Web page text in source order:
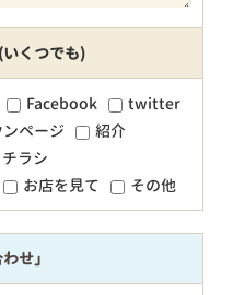
くつでも)
Facebook
twitter
ページ
紹介
チラシ
お店を見て その他
せ」